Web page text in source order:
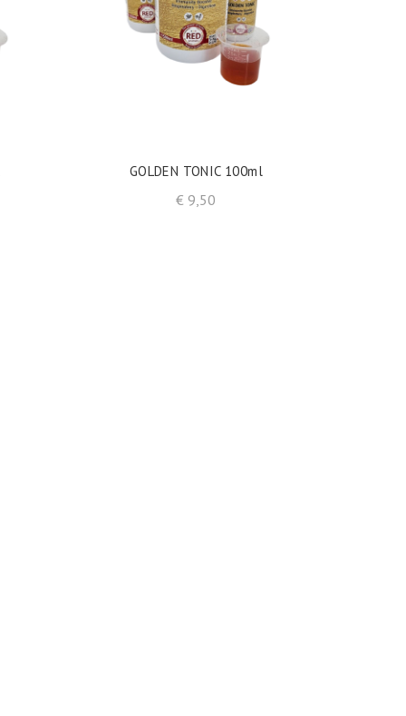
GOLDEN TONIC 100ml
€ 9,50